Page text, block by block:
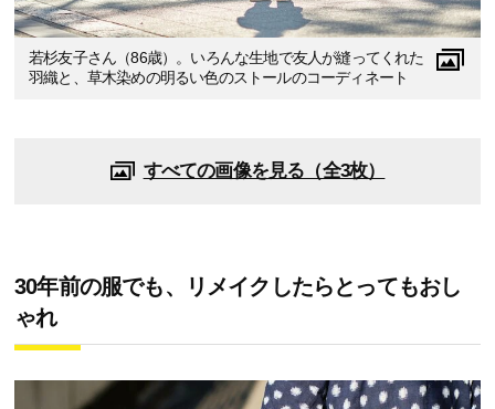
若杉友子さん（86歳）。いろんな生地で友人が縫ってくれた
羽織と、草木染めの明るい色のストールのコーディネート
すべての画像を見る（全3枚）
30年前の服でも、リメイクしたらとってもおし
ゃれ